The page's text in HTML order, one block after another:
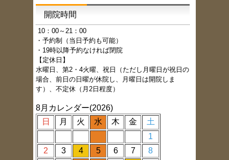
開院時間
10：00～21：00
・予約制（当日予約も可能）
・19時以降予約なければ閉院
【定休日】
水曜日、第2・4火曜、祝日（ただし月曜日が祝日の
場合、前日の日曜が休院し、月曜日は開院しま
す）、不定休（月2日程度）
8月カレンダー(2026)
日
月 火 水 木 金
土
1
2
3 4 5 6 7
8